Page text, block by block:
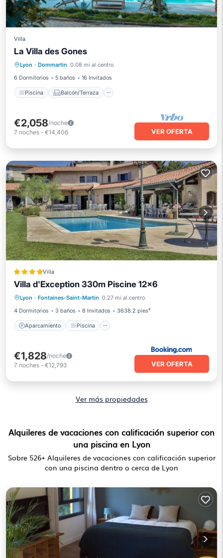
Villa
La Villa des Gones
Lyon · Dommartin 0.08 mi al centro
6 Dormitorios
5 baños 16 Invitados
Piscina Balcón/Terraza
Piscina
Aire acondicionado
€2,058/noche
7 noches - €14,406 VER OFERTA
Villa
Villa d'Exception 330m Piscine 12x6
Lyon · Fontaines-Saint-Martin 0.27 mi al centro
4 Dormitorios
3 baños 8 Invitados 3638.2 pies²
Aparcamiento Piscina
Aparcamiento Piscina
Vistas
Aire acondicionado
€1,828/noche
7 noches - €12,793 VER OFERTA
Ver más propiedades
Alquileres de vacaciones con calificación superior con
una piscina en Lyon
Sobre 526+ Alquileres de vacaciones con calificación superior
con una piscina dentro o cerca de Lyon